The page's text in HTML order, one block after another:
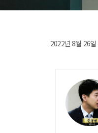
2022년 8월 26일